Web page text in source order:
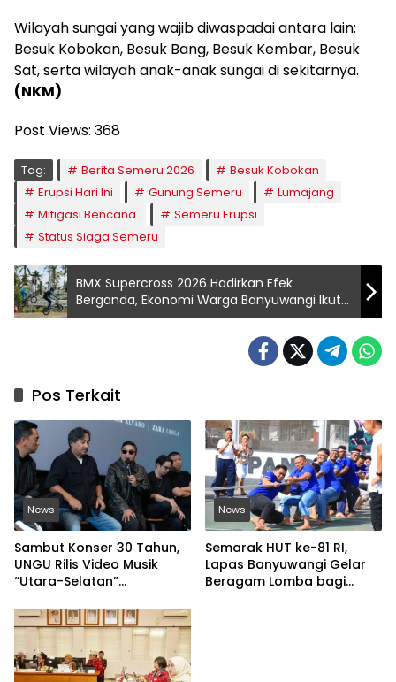
Wilayah sungai yang wajib diwaspadai antara lain:
Besuk Kobokan, Besuk Bang, Besuk Kembar, Besuk
Sat, serta wilayah anak-anak sungai di sekitarnya.
(NKM)
Post Views: 368
Tag: Berita Semeru 2026
Besuk Kobokan
Erupsi Hari Ini
Gunung Semeru
Lumajang
Mitigasi Bencana.
Semeru Erupsi
Status Siaga Semeru
BMX Supercross 2026 Hadirkan Efek
Berganda, Ekonomi Warga Banyuwangi Ikut
Tumbuh
Pos Terkait
News
Sambut Konser 30 Tahun,
UNGU Rilis Video Musik
“Utara-Selatan”
News
Semarak HUT ke-81 RI,
Lapas Banyuwangi Gelar
Beragam Lomba bagi